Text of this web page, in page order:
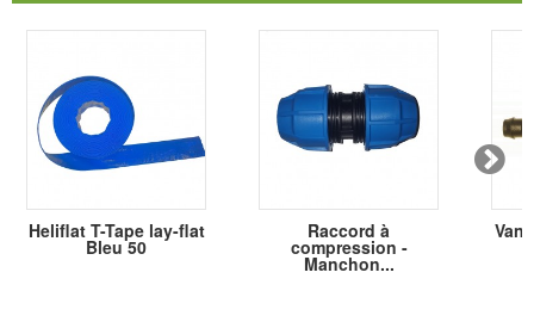
Heliflat T-Tape lay-flat
Bleu 50
Raccord à
compression -
Manchon...